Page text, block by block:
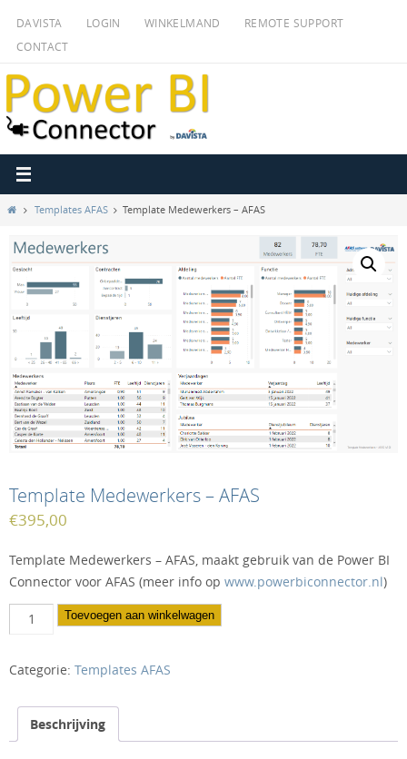
inhoud
DAVISTA LOGIN WINKELMAND
REMOTE SUPPORT
CONTACT
HomeTemplates AFAS Template Medewerkers – AFAS
Template Medewerkers – AFAS
€395,00
Template Medewerkers – AFAS, maakt gebruik van de Power BI
Connector voor AFAS (meer info op www.powerbiconnector.nl)
Template
Medewerkers
AFAS
Toevoegen aan winkelwagen
Categorie: Templates AFAS
Beschrijving